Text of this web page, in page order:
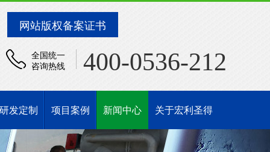
网站版权备案证书
全国统一
咨询热线
400-0536-212
研发定制 项目案例 新闻中心 关于宏利圣得